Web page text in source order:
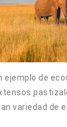
ejemplo de
variedad de